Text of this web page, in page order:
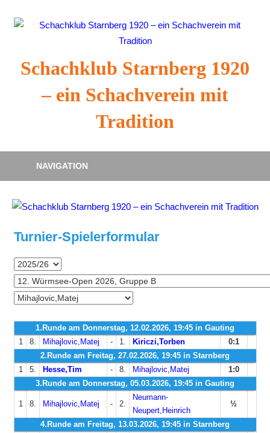
Inhalt
Schachklub Starnberg 1920
– ein Schachverein mit
Tradition
NAVIGATION
Turnier-Spielerformular
1.Runde am Donnerstag, 12.02.2026, 19:45 in Gauting
1
8. Mihajlovic,Matej - 1. Kiriczi,Torben
0:1
2.Runde am Freitag, 27.02.2026, 19:45 in Starnberg
1
5. Hesse,Tim - 8. Mihajlovic,Matej
1:0
3.Runde am Donnerstag, 05.03.2026, 19:45 in Gauting
1 8. Mihajlovic,Matej - 2.
Neumann-
Neupert,Heinrich
½
4.Runde am Freitag, 13.03.2026, 19:45 in Starnberg